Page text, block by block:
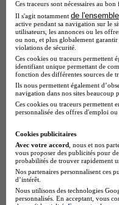
FORMATION
Promotion 2024
Diplôme d'Ingénieur -
Technologies (BIOST)
COURS
note de1
Ces traceurs sont nécessaires au
Il s'agit notamment de
active pendant sa navigation sur le
utilisateurs, les annonces ou les
ou non, et plus globalement garantir
violations de sécurité.
Ces cookies ou traceurs permettent
identifiant unique permettant de
fonction des différentes sources de
Ils nous permettent également
navigation dans nos sites beaucoup
Ces cookies ou traceurs permettent
personnalisée des offres d'emploi
Cookies publicitaires
Avec votre accord , nous et nos
vous proposer des publicités pour
probabilités de trouver rapidement
Nos partenaires personnalisent ces
d’intérêt.
Nous utilisons des technologies
personnalisés. En acceptant, vous